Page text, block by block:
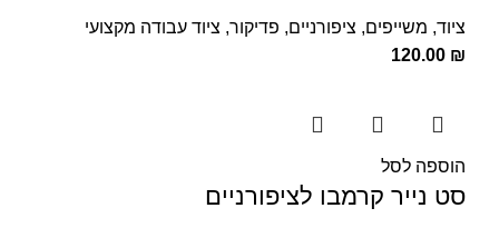
ציוד, משייפים, ציפורניים, פדיקור, ציוד עבודה מקצועי
120.00 ₪
הוספה לסל
סט נייר קרמבו לציפורניים